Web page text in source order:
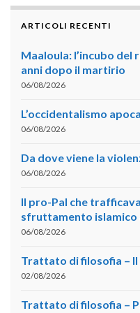
ARTICOLI RECENTI
Maaloula: l’incubo
anni dopo il martirio
06/08/2026
L’occidentalismo
06/08/2026
Da dove viene la
06/08/2026
Il pro-Pal che
sfruttamento islamico
06/08/2026
Trattato di filosofia – II
02/08/2026
Trattato di filosofia –